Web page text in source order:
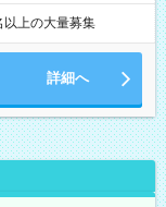
以上の大量募集
詳細へ